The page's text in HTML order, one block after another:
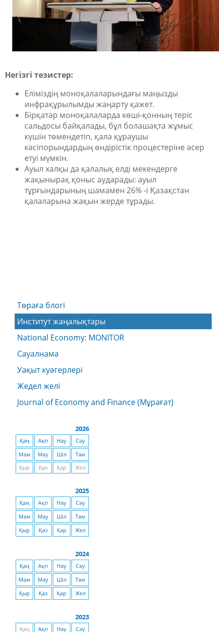
Негізгі тезистер:
Еліміздің моноқалаларындағы маңызды
инфрақұрылымды жаңарту қажет.
Бірқатар моноқалаларда көші-қонның теріс
сальдосы байқалады, бұл болашақта жұмыс
күшін төмендетіп, қала құраушы
кәсіпорындардың өндірістік процестеріне әсер
етуі мүмкін.
Ауыл халқы да қалалық елді мекендерге
жақынырақ қоныс аударады: ауыл
тұрғындарының шамамен 26% -і Қазақстан
қалаларына жақын жерде тұрады.
Төраға блогі
Институт жаңалықтары
National Economy: MONITOR
Сауалнама
Уақыт куәгерлері
Жедел желі
Journal of Economy and Finance (Мұрағат)
2026
Қаң Ақп Нау
Сәу
Мам
Мау Шіл
Там
Қыр
Қаз Қар Жел
2025
Қаң Ақп Нау
Сәу
Мам
Мау Шіл
Там
Қыр
Қаз Қар Жел
2024
Қаң Ақп Нау
Сәу
Мам
Мау Шіл
Там
Қыр
Қаз Қар Жел
2023
Қаң Ақп Нау Сәу